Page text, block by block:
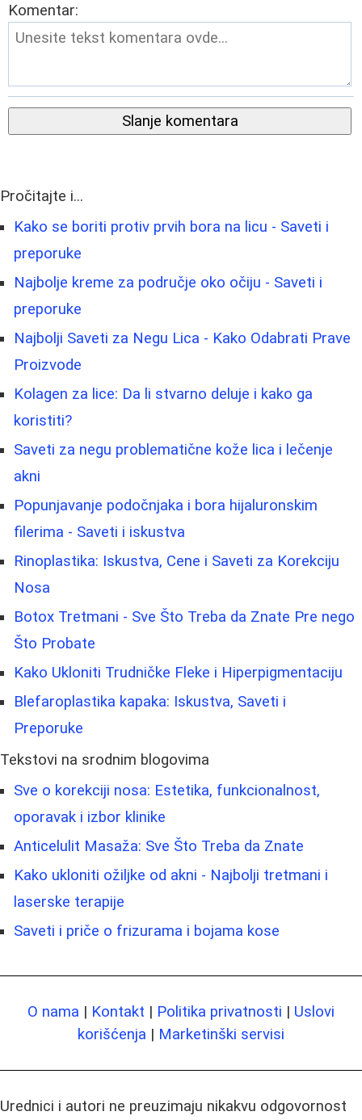
Komentar:
Slanje komentara
Pročitajte i...
Kako se boriti protiv prvih bora na licu - Saveti i
preporuke
Najbolje kreme za područje oko očiju - Saveti i
preporuke
Najbolji Saveti za Negu Lica - Kako Odabrati Prave
Proizvode
Kolagen za lice: Da li stvarno deluje i kako ga
koristiti?
Saveti za negu problematične kože lica i lečenje
akni
Popunjavanje podočnjaka i bora hijaluronskim
filerima - Saveti i iskustva
Rinoplastika: Iskustva, Cene i Saveti za Korekciju
Nosa
Botox Tretmani - Sve Što Treba da Znate Pre nego
Što Probate
Kako Ukloniti Trudničke Fleke i Hiperpigmentaciju
Blefaroplastika kapaka: Iskustva, Saveti i
Preporuke
Tekstovi na srodnim blogovima
Sve o korekciji nosa: Estetika, funkcionalnost,
oporavak i izbor klinike
Anticelulit Masaža: Sve Što Treba da Znate
Kako ukloniti ožiljke od akni - Najbolji tretmani i
laserske terapije
Saveti i priče o frizurama i bojama kose
O nama | Kontakt | Politika privatnosti | Uslovi
korišćenja | Marketinški servisi
Urednici i autori ne preuzimaju nikakvu odgovornost